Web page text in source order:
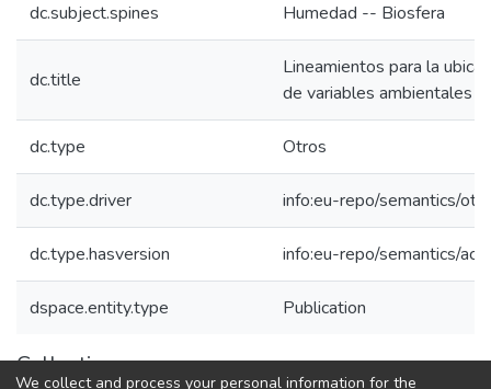
dc.subject.spines Humedad -- Biosfera
dc.title
Lineamientos para la
de variables ambientales
dc.type Otros
dc.type.driver info:eu-repo/semantics/
dc.type.hasversion info:eu-repo/semantics/
dspace.entity.type Publication
Collections
We collect and process your personal information for the